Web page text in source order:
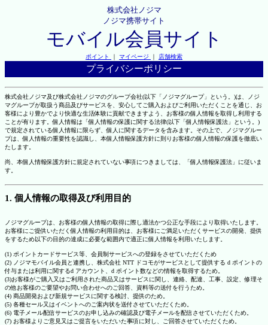
株式会社ノジマ
ノジマ携帯サイト
モバイル会員サイト
ポイント ｜ マイページ ｜ 店舗検索
プライバシーポリシー
株式会社ノジマ及び株式会社ノジマのグループ会社(以下「ノジマグループ」という。)は、ノジ
マグループが取扱う商品及びサービスを、安心してご購入およびご利用いただくことを通じ、お
客様により豊かでより快適な生活体験に貢献できますよう、お客様の個人情報を取得し利用する
ことが有ります。個人情報は「個人情報の保護に関する法律(以下「個人情報保護法」という。)
で規定されている個人情報に限らず、個人に関するデータを含みます。その上で、ノジマグルー
プは、個人情報の重要性を認識し、本個人情報保護方針に則りお客様の個人情報の保護を徹底い
たします。
尚、本個人情報保護方針に規定されていない事項につきましては、「個人情報保護法」に従いま
す。
1. 個人情報の取得及び利用目的
ノジマグループは、お客様の個人情報の取得に際し適法かつ公正な手段により取得いたします。
お客様にご提供いただく個人情報の利用目的は、お客様にご満足いただくサービスの開発、提供
をするため以下の目的の達成に必要な範囲内で適正に個人情報を利用いたします。
(1) ポイントカードサービス等、会員制サービスへの登録をさせていただくため
(2) ノジマモバイル会員と連携し、株式会社 NTT ドコモがサービスとして提供する d ポイントの
付与または利用に関するd アカウント、d ポイント数などの情報を取得するため。
(3)お客様がご購入又はご利用された商品又はサービスに関し、連絡、配達、工事、設定、修理そ
の他お客様のご要望やお問い合わせへのご回答、資料等の送付を行うため。
(4) 商品開発および新規サービスに関する検討、提供のため。
(5) 各種セール又はイベントへのご案内状を送付させていただくため。
(6) 電子メール配信サービスのお申し込みの確認及び電子メールを配信させていただくため。
(7) お客様よりご意見又はご提言をいただいた事項に対し、ご回答させていただくため。